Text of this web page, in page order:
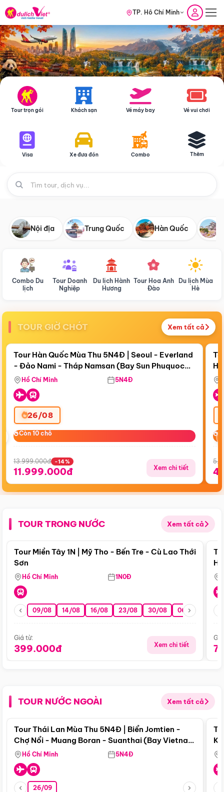
TP. Hồ Chí Minh
Tour trọn gói Khách sạn Vé máy bay Vé vui chơi
Visa Xe đưa đón Combo Thêm
Nội địa Trung Quốc Hàn Quốc
Combo Du
lịch
Tour Doanh
Nghiệp
Du lịch Hành
Hương
Tour Hoa Anh
Đào
Du lịch Mùa
Hè
TOUR GIỜ CHÓT Xem tất cả
Còn18 ngày 16:27:06
Bay Sun Phuquoc Airways
Điểm nổi bật
Tour Hàn Quốc Mùa Thu 5N4Đ | Seoul - Everland
- Đảo Nami - Tháp Namsan (Bay Sun Phuquoc
Airways)
Hồ Chí Minh 5N4Đ
26/08
Còn 10 chỗ
Còn 10 chỗ
13.999.000đ -14%
11.999.000đ Xem chi tiết
TOUR TRONG NƯỚC Xem tất cả
Điểm nổi bật
Tour Miền Tây 1N | Mỹ Tho - Bến Tre - Cù Lao Thới
Sơn
Hồ Chí Minh 1N0Đ
09/08 14/08 16/08 23/08 30/08 06/09 13/09
Giá từ:
399.000đ Xem chi tiết
TOUR NƯỚC NGOÀI Xem tất cả
Điểm nổi bật
Tour Thái Lan Mùa Thu 5N4Đ | Biển Jomtien -
Chợ Nổi - Muang Boran - Suanthai (Bay Vietnam
Airlines)
Hồ Chí Minh 5N4Đ
26/09